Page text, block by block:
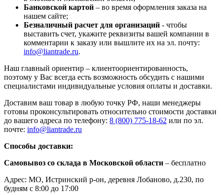
Банковской картой – во время оформления заказа на
нашем сайте;
Безналичный расчет для организаций - чтобы
выставить счет, укажите реквизиты вашей компании в
комментарии к заказу или вышлите их на эл. почту:
info@liantrade.ru.
Наш главный ориентир – клиентоориентированность,
поэтому у Вас всегда есть возможность обсудить с нашими
специалистами индивидуальные условия оплаты и доставки.
Доставим ваш товар в любую точку РФ, наши менеджеры
готовы проконсультировать относительно стоимости доставки
до вашего адреса по телефону: 8 (800) 775-18-62 или по эл.
почте: info@liantrade.ru
Способы доставки:
Самовывоз со склада в Московской области – бесплатно
Адрес: МО, Истринский р-он, деревня Лобаново, д.230, по
будням с 8:00 до 17:00